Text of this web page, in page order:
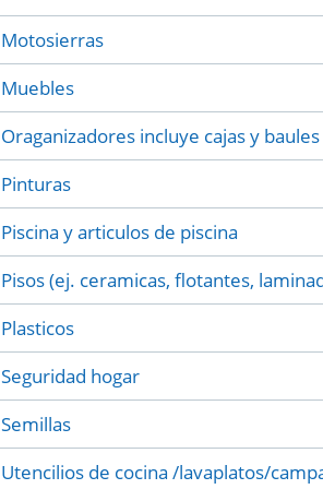
Motosierras
Muebles
Oraganizadores incluye cajas y baules
Pinturas
Piscina y articulos de piscina
Pisos (ej. ceramicas, flotantes,
Plasticos
Seguridad hogar
Semillas
Utencilios de cocina /lavaplatos/